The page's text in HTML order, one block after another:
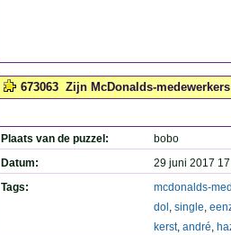
673063 Zijn McDonalds-
Plaats van de puzzel:
bobo
Datum:
29 juni 2017
Tags:
mcdonalds-
dol , single,
kerst, andré,